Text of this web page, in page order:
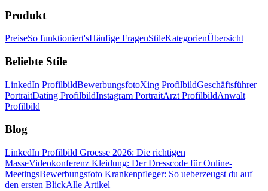
Produkt
PreiseSo funktioniert'sHäufige FragenStileKategorienÜbersicht
Beliebte Stile
LinkedIn ProfilbildBewerbungsfotoXing ProfilbildGeschäftsführer
PortraitDating ProfilbildInstagram PortraitArzt ProfilbildAnwalt
Profilbild
Blog
LinkedIn Profilbild Groesse 2026: Die richtigen
MasseVideokonferenz Kleidung: Der Dresscode für Online-
MeetingsBewerbungsfoto Krankenpfleger: So ueberzeugst du auf
den ersten BlickAlle Artikel